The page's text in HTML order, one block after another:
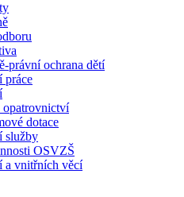
právní ochrana dětí
práce
opatrovnictví
dotace
služby
OSVZŠ
a vnitřních věcí